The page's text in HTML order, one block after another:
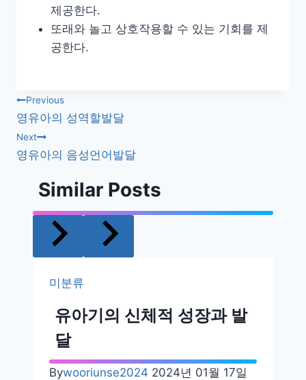
제공한다.
또래와 놀고 상호작용할 수 있는 기회를 제
공한다.
글
내
비
이
Previous
영유아의 성역할발달
Next
영유아의 음성언어발달
Similar Posts
미분류
유아기의 신체적 성장과 발
달
Bywooriunse2024 2024년 01월 17일